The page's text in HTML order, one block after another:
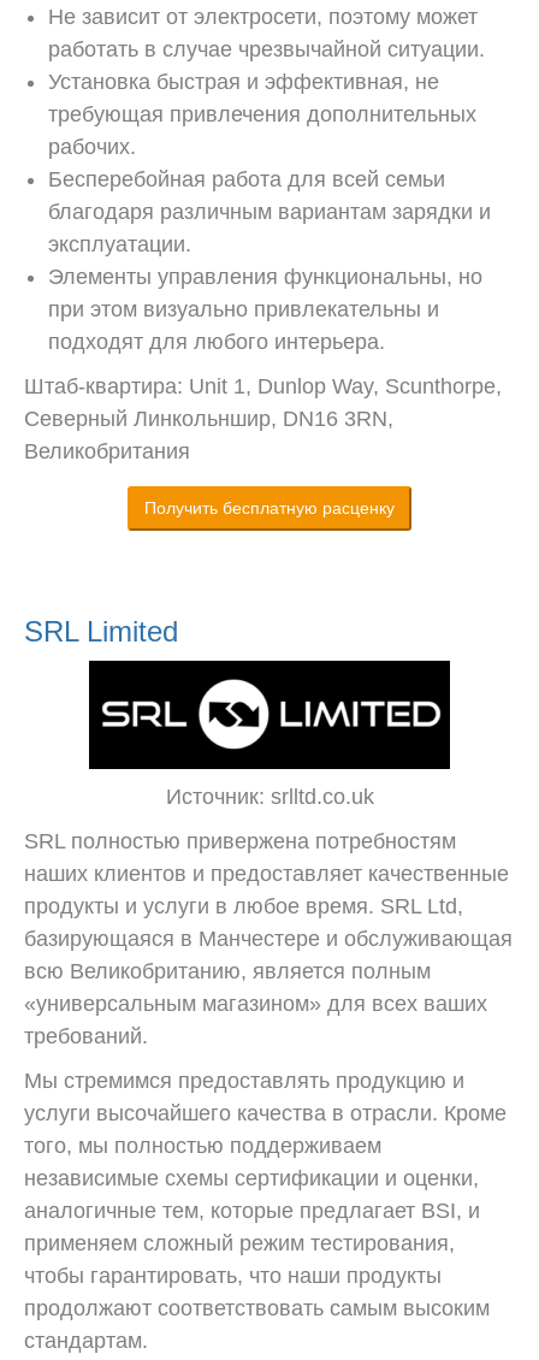
Не зависит от электросети, поэтому может
работать в случае чрезвычайной ситуации.
Установка быстрая и эффективная, не
требующая привлечения дополнительных
рабочих.
Бесперебойная работа для всей семьи
благодаря различным вариантам зарядки и
эксплуатации.
Элементы управления функциональны, но
при этом визуально привлекательны и
подходят для любого интерьера.
Штаб-квартира: Unit 1, Dunlop Way, Scunthorpe,
Северный Линкольншир, DN16 3RN,
Великобритания
Получить бесплатную расценку
SRL Limited
Источник: srlltd.co.uk
SRL полностью привержена потребностям
наших клиентов и предоставляет качественные
продукты и услуги в любое время. SRL Ltd,
базирующаяся в Манчестере и обслуживающая
всю Великобританию, является полным
«универсальным магазином» для всех ваших
требований.
Мы стремимся предоставлять продукцию и
услуги высочайшего качества в отрасли. Кроме
того, мы полностью поддерживаем
независимые схемы сертификации и оценки,
аналогичные тем, которые предлагает BSI, и
применяем сложный режим тестирования,
чтобы гарантировать, что наши продукты
продолжают соответствовать самым высоким
стандартам.